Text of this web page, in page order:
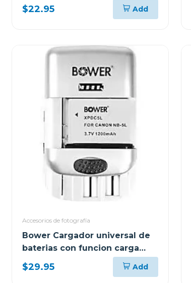
$22.95 Add
Accesorios de fotografía
Bower Cargador universal de
baterias con funcion carga
rapida
$29.95 Add